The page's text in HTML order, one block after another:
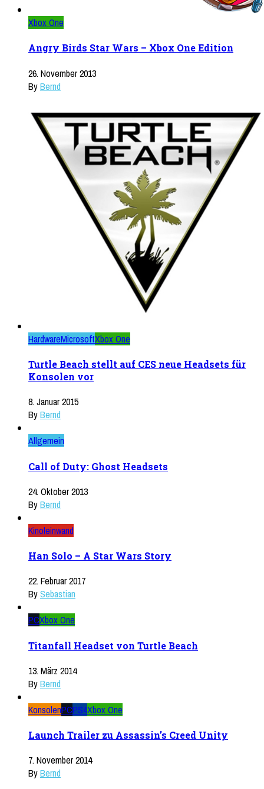
Xbox One
Angry Birds Star Wars – Xbox One Edition
26. November 2013
ByBernd
HardwareMicrosoftXbox One
Turtle Beach stellt auf CES neue Headsets für
Konsolen vor
8. Januar 2015
ByBernd
Allgemein
Call of Duty: Ghost Headsets
24. Oktober 2013
ByBernd
Kinoleinwand
Han Solo – A Star Wars Story
22. Februar 2017
BySebastian
PCXbox One
Titanfall Headset von Turtle Beach
13. März 2014
ByBernd
KonsolenPCPS4Xbox One
Launch Trailer zu Assassin’s Creed Unity
7. November 2014
ByBernd